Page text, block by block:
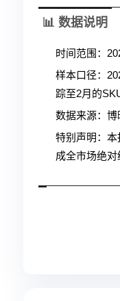
📊 数据说明
时间范围：
样本口径：
踪至2月的
数据来源：博
特别声明：
成全市场绝对